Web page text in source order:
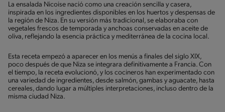
La ensalada Nicoise nació como una creación sencilla y casera,
inspirada en los ingredientes disponibles en los huertos y despensas de
la región de Niza. En su versión más tradicional, se elaboraba con
vegetales frescos de temporada y anchoas conservadas en aceite de
oliva, reflejando la esencia práctica y mediterránea de la cocina local.
Esta receta empezó a aparecer en los menús a finales del siglo XIX,
poco después de que Niza se integrara definitivamente a Francia. Con
el tiempo, la receta evolucionó, y los cocineros han experimentado con
una variedad de ingredientes, desde salmón, gambas y aguacate, hasta
cereales, dando lugar a múltiples interpretaciones, incluso dentro de la
misma ciudad Niza.